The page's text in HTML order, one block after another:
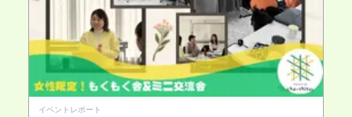
イベントレポート